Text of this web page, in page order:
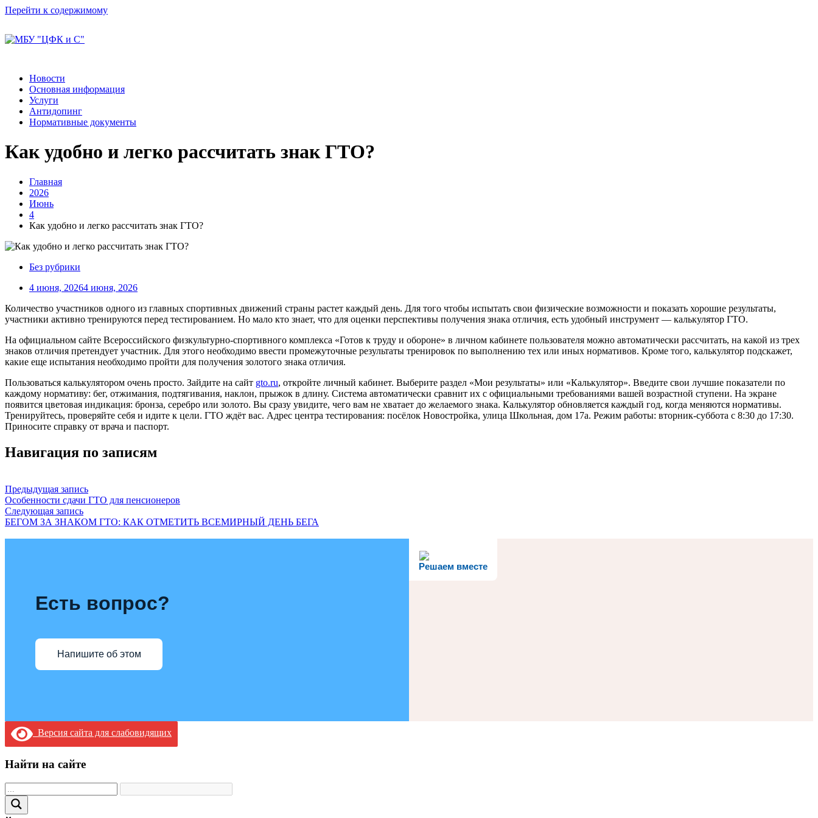
Перейти к содержимому
Новости
Основная информация
Услуги
Антидопинг
Нормативные документы
Как удобно и легко рассчитать знак ГТО?
Главная
2026
Июнь
4
Как удобно и легко рассчитать знак ГТО?
Без рубрики
4 июня, 20264 июня, 2026
Количество участников одного из главных спортивных движений страны растет каждый день. Для того чтобы испытать свои физические возможности и показать хорошие результаты,
участники активно тренируются перед тестированием. Но мало кто знает, что для оценки перспективы получения знака отличия, есть удобный инструмент — калькулятор ГТО.
На официальном сайте Всероссийского физкультурно-спортивного комплекса «Готов к труду и обороне» в личном кабинете пользователя можно автоматически рассчитать, на какой из трех
знаков отличия претендует участник. Для этого необходимо ввести промежуточные результаты тренировок по выполнению тех или иных нормативов. Кроме того, калькулятор подскажет,
какие еще испытания необходимо пройти для получения золотого знака отличия.
Пользоваться калькулятором очень просто. Зайдите на сайт gto.ru, откройте личный кабинет. Выберите раздел «Мои результаты» или «Калькулятор». Введите свои лучшие показатели по
каждому нормативу: бег, отжимания, подтягивания, наклон, прыжок в длину. Система автоматически сравнит их с официальными требованиями вашей возрастной ступени. На экране
появится цветовая индикация: бронза, серебро или золото. Вы сразу увидите, чего вам не хватает до желаемого знака. Калькулятор обновляется каждый год, когда меняются нормативы.
Тренируйтесь, проверяйте себя и идите к цели. ГТО ждёт вас. Адрес центра тестирования: посёлок Новостройка, улица Школьная, дом 17а. Режим работы: вторник-суббота с 8:30 до 17:30.
Приносите справку от врача и паспорт.
Навигация по записям
Предыдущая запись
Особенности сдачи ГТО для пенсионеров
Следующая запись
БЕГОМ ЗА ЗНАКОМ ГТО: КАК ОТМЕТИТЬ ВСЕМИРНЫЙ ДЕНЬ БЕГА
Решаем вместе
Есть вопрос?
Напишите об этом
Версия сайта для слабовидящих
Найти на сайте